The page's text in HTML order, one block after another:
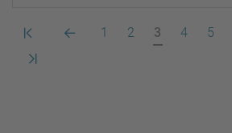
Primera
Pàgina
Pàgina
1 Pàgina
2
Pàgina
actual
3 Pàgina
4 5
Darrera